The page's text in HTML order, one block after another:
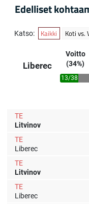
Edelliset
Katso: Kaikki Koti vs.
Liberec
Voitto
(34%)
13/38
TE
Litvinov
TE
Liberec
TE
Litvinov
TE
Liberec